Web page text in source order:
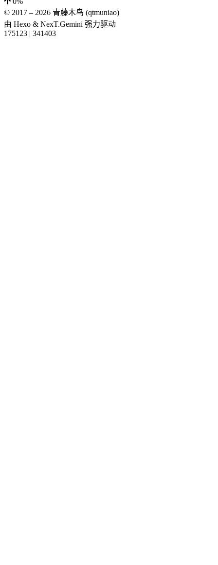
© 2017 – 2026 青藤木鸟 (qtmuniao)
由 Hexo & NexT.Gemini 强力驱动
175123 | 341403